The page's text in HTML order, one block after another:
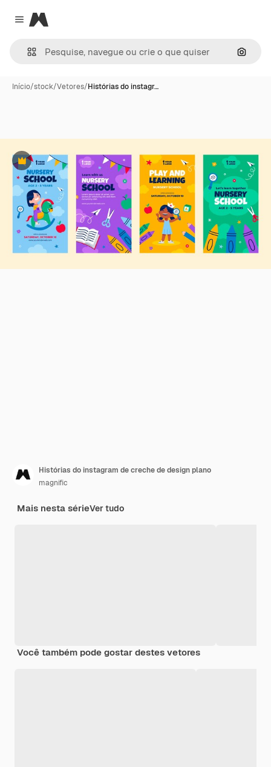
Close menu
Magnific
Início/stock/Vetores/Histórias do instagr…
Premium
Histórias do instagram de creche de design plano
magnific
Mais nesta sérieVer tudo
Você também pode gostar destes vetores